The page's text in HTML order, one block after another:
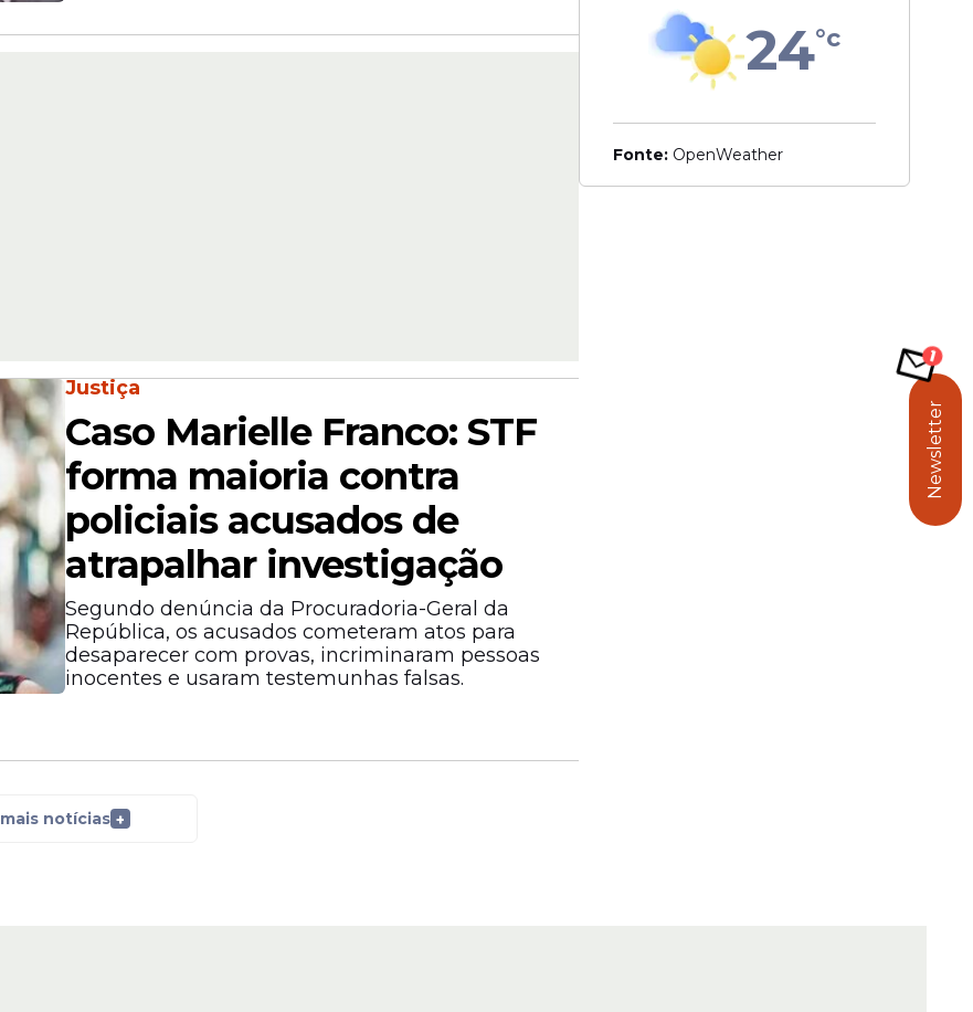
Justiça
Caso Marielle Franco: STF
forma maioria contra
policiais acusados de
atrapalhar investigação
Segundo denúncia da Procuradoria-Geral da
República, os acusados cometeram atos para
desaparecer com provas, incriminaram pessoas
inocentes e usaram testemunhas falsas.
mais notícias +
24°c
Fonte: OpenWeather
Newsletter